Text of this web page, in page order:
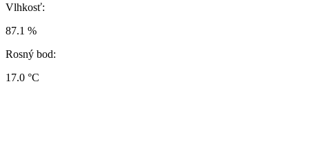
Vlhkosť:
87.1 %
Rosný bod:
17.0 °C